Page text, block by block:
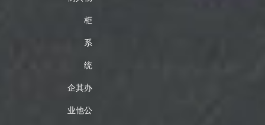
柜
系
统
企
业
其
他
办
公